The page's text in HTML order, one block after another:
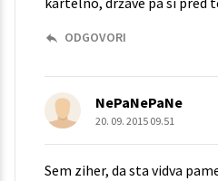
ODGOVORI
NePaNePaNe
20. 09. 2015 09.51
Sem ziher, da sta vidva